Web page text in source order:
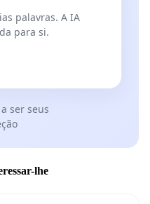
palavras. A IA
para si.
ser seus
lhe